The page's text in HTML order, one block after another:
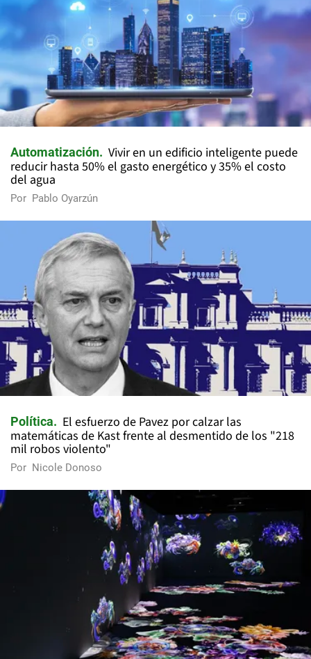
Automatización
Vivir en un edificio inteligente puede
reducir hasta 50% el gasto energético y 35% el costo
del agua
Por Pablo Oyarzún
Política
El esfuerzo de Pavez por calzar las
matemáticas de Kast frente al desmentido de los "218
mil robos violento"
Por Nicole Donoso